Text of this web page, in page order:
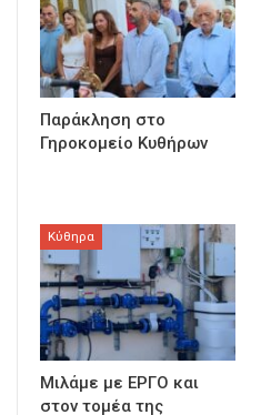
Παράκληση στο
Γηροκομείο Κυθήρων
Κύθηρα
Μιλάμε με ΕΡΓΟ και
στον τομέα της